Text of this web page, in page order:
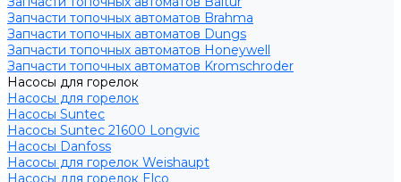
Запчасти топочных автоматов Brahma
Запчасти топочных автоматов Dungs
Запчасти топочных автоматов Honeywell
Запчасти топочных автоматов Kromschroder
Насосы для горелок
Насосы для горелок
Насосы Suntec
Насосы Suntec 21600 Longvic
Насосы Danfoss
Насосы для горелок Weishaupt
Насосы для горелок Elco